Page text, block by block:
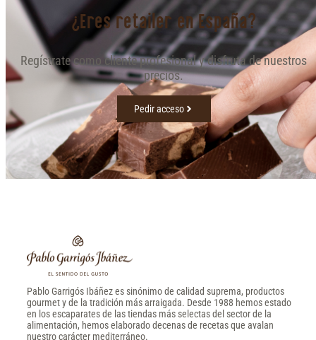
¿Eres retailer en España?
Regístrate como cliente profesional y disfruta de nuestros
precios.
Pedir acceso
Pablo Garrigós Ibáñez es sinónimo de calidad suprema, productos
gourmet y de la tradición más arraigada. Desde 1988 hemos estado
en los escaparates de las tiendas más selectas del sector de la
alimentación, hemos elaborado decenas de recetas que avalan
nuestro carácter mediterráneo.